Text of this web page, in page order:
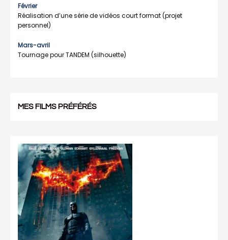
Février
Réalisation d’une série de vidéos court format (projet
personnel)
Mars-avril
Tournage pour TANDEM (silhouette)
MES FILMS PRÉFÉRÉS